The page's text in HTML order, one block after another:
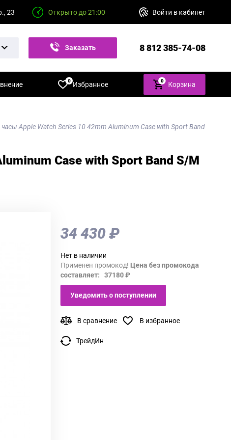
23 Открыто до 21:00 Войти в кабинет
Заказать 8 812 385-74-08
Избранное
0 0 Корзина
Apple Watch Series 10 42mm Aluminum Case with Sport Band
Case with Sport Band S/M
34 430 ₽
Нет в наличии
Применен промокод! Цена без промокода
составляет: 37180 ₽
Уведомить о поступлении
В сравнение В избранное
ТрейдИн